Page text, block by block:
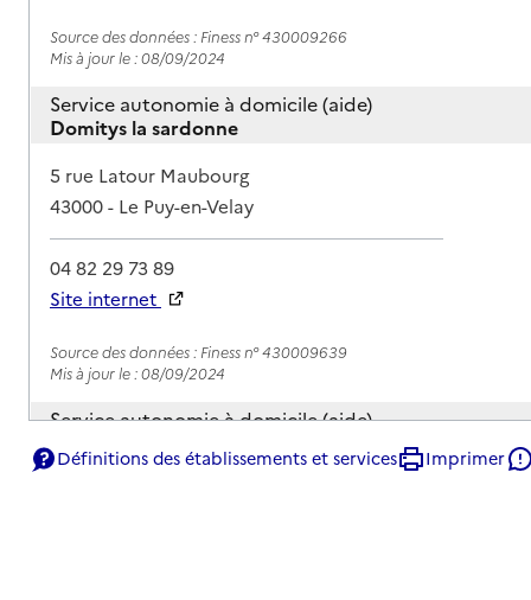
Source des données : Finess n° 430009266
Mis à jour le : 08/09/2024
Service autonomie à domicile (aide)
Domitys la sardonne
Adresse
5 rue Latour Maubourg
43000- Le Puy-en-Velay
04 82 29 73 89
Site internet
Source des données : Finess n° 430009639
Mis à jour le : 08/09/2024
Service autonomie à domicile (aide)
Définitions des établissements et services Imprimer